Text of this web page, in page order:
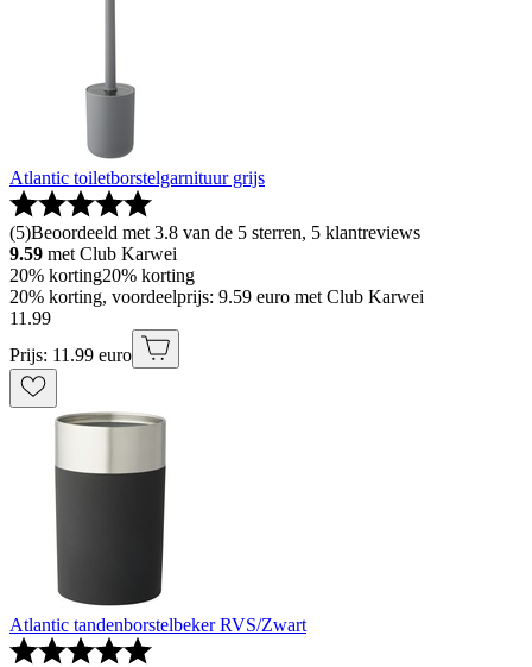
Atlantic toiletborstelgarnituur grijs
(5)Beoordeeld met 3.8 van de 5 sterren, 5 klantreviews
9.59 met Club Karwei
20% korting20% korting
20% korting, voordeelprijs: 9.59 euro met Club Karwei
11 .99
Prijs: 11.99 euro
Atlantic tandenborstelbeker RVS/Zwart